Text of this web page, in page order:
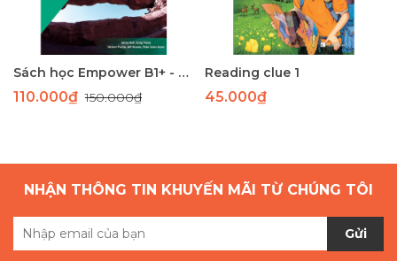
Sách học Empower B1+ - Giáo trình học tiếng Anh giao tiếp trình độ B1+
110.000₫150.000₫
Reading clue 1
45.000₫
NHẬN THÔNG TIN KHUYẾN MÃI TỪ CHÚNG TÔI
Gửi